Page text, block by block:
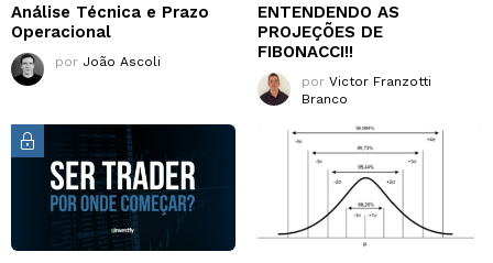
Análise Técnica e Prazo
Operacional
por João Ascoli
ENTENDENDO AS
PROJEÇÕES DE
FIBONACCI!!
por Victor Franzotti
Branco